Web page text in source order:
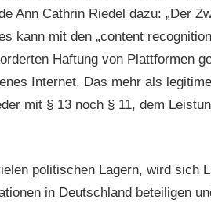
Ann Cathrin Riedel dazu: „Der
kann mit den „content
Haftung von Plattformen
Internet. Das mehr als
mit § 13 noch § 11, dem
politischen Lagern, wird sich
in Deutschland beteiligen